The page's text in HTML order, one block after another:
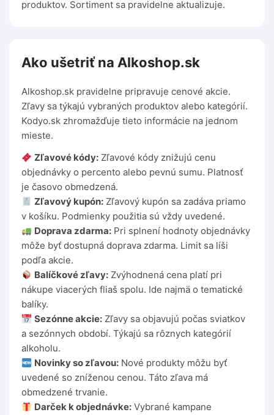
produktov. Sortiment sa pravidelne aktualizuje.
Ako ušetriť na Alkoshop.sk
Alkoshop.sk pravidelne pripravuje cenové akcie.
Zľavy sa týkajú vybraných produktov alebo kategórií.
Kodyo.sk zhromažďuje tieto informácie na jednom
mieste.
Zľavové kódy: Zľavové kódy znižujú cenu
objednávky o percento alebo pevnú sumu. Platnosť
je časovo obmedzená.
Zľavový kupón: Zľavový kupón sa zadáva priamo
v košíku. Podmienky použitia sú vždy uvedené.
Doprava zdarma: Pri splnení hodnoty objednávky
môže byť dostupná doprava zdarma. Limit sa líši
podľa akcie.
Balíčkové zľavy: Zvýhodnená cena platí pri
nákupe viacerých fliaš spolu. Ide najmä o tematické
balíky.
Sezónne akcie: Zľavy sa objavujú počas sviatkov
a sezónnych období. Týkajú sa rôznych kategórií
alkoholu.
Novinky so zľavou: Nové produkty môžu byť
uvedené so zníženou cenou. Táto zľava má
obmedzené trvanie.
Darček k objednávke: Vybrané kampane